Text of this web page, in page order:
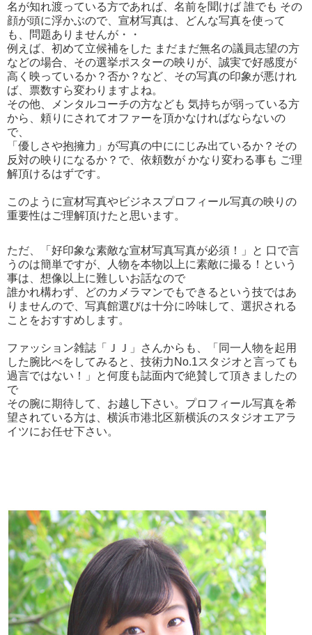
名が知れ渡っている方であれば、名前を聞けば 誰でも その
顔が頭に浮かぶので、宣材写真は、どんな写真を使って
も、問題ありませんが・・
例えば、初めて立候補をした まだまだ無名の議員志望の方
などの場合、その選挙ポスターの映りが、誠実で好感度が
高く映っているか？否か？など、その写真の印象が悪けれ
ば、票数すら変わりますよね。
その他、メンタルコーチの方なども 気持ちが弱っている方
から、頼りにされてオファーを頂かなければならないの
で、
「優しさや抱擁力」が写真の中ににじみ出ているか？その
反対の映りになるか？で、依頼数が かなり変わる事も ご理
解頂けるはずです。
このように宣材写真やビジネスプロフィール写真の映りの
重要性はご理解頂けたと思います。
ただ、「好印象な素敵な宣材写真写真が必須！」と 口で言
うのは簡単ですが、人物を本物以上に素敵に撮る！という
事は、想像以上に難しいお話なので
誰かれ構わず、どのカメラマンでもできるという技ではあ
りませんので、写真館選びは十分に吟味して、選択される
ことをおすすめします。
ファッション雑誌「ＪＪ」さんからも、「同一人物を起用
した腕比べをしてみると、技術力No.1スタジオと言っても
過言ではない！」と何度も誌面内で絶賛して頂きましたの
で
その腕に期待して、お越し下さい。プロフィール写真を希
望されている方は、横浜市港北区新横浜のスタジオエアラ
イツにお任せ下さい。